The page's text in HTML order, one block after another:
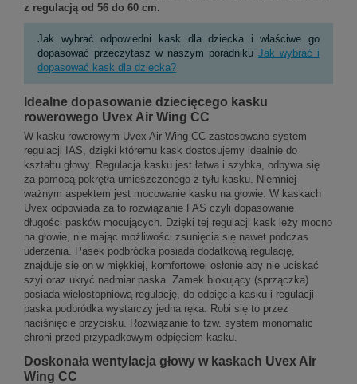
z regulacją od 56 do 60 cm.
Jak wybrać odpowiedni kask dla dziecka i właściwe go
dopasować przeczytasz w naszym poradniku Jak wybrać i
dopasować kask dla dziecka?
Idealne dopasowanie dziecięcego kasku
rowerowego Uvex Air Wing CC
W kasku rowerowym Uvex Air Wing CC zastosowano system
regulacji IAS, dzięki któremu kask dostosujemy idealnie do
kształtu głowy. Regulacja kasku jest łatwa i szybka, odbywa się
za pomocą pokrętła umieszczonego z tyłu kasku. Niemniej
ważnym aspektem jest mocowanie kasku na głowie. W kaskach
Uvex odpowiada za to rozwiązanie FAS czyli dopasowanie
długości pasków mocujących. Dzięki tej regulacji kask leży mocno
na głowie, nie mając możliwości zsunięcia się nawet podczas
uderzenia. Pasek podbródka posiada dodatkową regulację,
znajduje się on w miękkiej, komfortowej osłonie aby nie uciskać
szyi oraz ukryć nadmiar paska. Zamek blokujący (sprzączka)
posiada wielostopniową regulację, do odpięcia kasku i regulacji
paska podbródka wystarczy jedna ręka. Robi się to przez
naciśnięcie przycisku. Rozwiązanie to tzw. system monomatic
chroni przed przypadkowym odpięciem kasku.
Doskonała wentylacja głowy w kaskach Uvex Air
Wing CC